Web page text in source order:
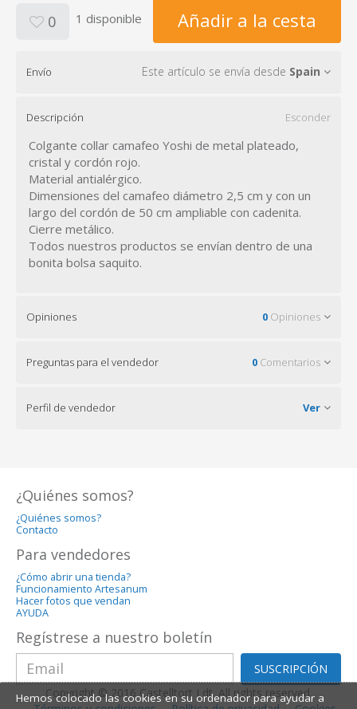
0 1 disponible Añadir a la cesta
Envío Este artículo se envía desde Spain
Descripción Esconder
Colgante collar camafeo Yoshi de metal plateado,
cristal y cordón rojo.
Material antialérgico.
Dimensiones del camafeo diámetro 2,5 cm y con un
largo del cordón de 50 cm ampliable con cadenita.
Cierre metálico.
Todos nuestros productos se envían dentro de una
bonita bolsa saquito.
Opiniones 0 Opiniones
Preguntas para el vendedor 0 Comentarios
Perfil de vendedor Ver
¿Quiénes somos?
¿Quiénes somos?
Contacto
Para vendedores
¿Cómo abrir una tienda?
Funcionamiento Artesanum
Hacer fotos que vendan
AYUDA
Regístrese a nuestro boletín
SUSCRIPCIÓN
Copyright © 2016 Castelltort Ldt. All rights reserved.
Hemos colocado las cookies en su ordenador para ayudar a